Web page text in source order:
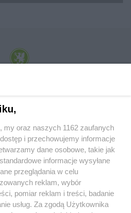
z o.o. Internetowy Serwis Informacyjny Miasta
PRYWATNOŚCI HOSTING
RSS FACEBOOK KONTAKT
my oraz naszych 1162 zaufanych
i przechowujemy informacje
dane osobowe, takie jak
informacje wysyłane
przeglądania w celu
reklam, wybór
pomiar reklam i treści, badanie
usług. Za zgodą Użytkownika